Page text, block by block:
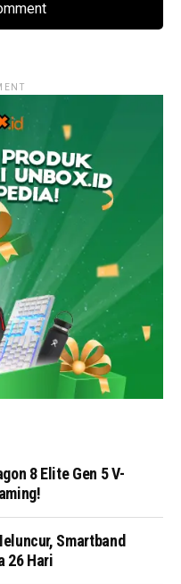
8 Elite Gen 5 V-
Smartband
26 Hari